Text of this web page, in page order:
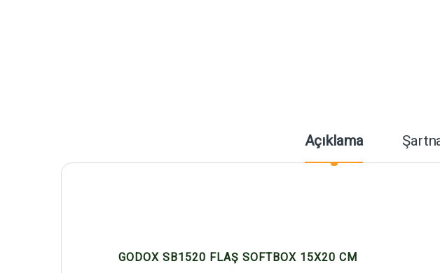
Açıklama
GODOX SB1520 FLAŞ SOFTBOX 15X20 CM